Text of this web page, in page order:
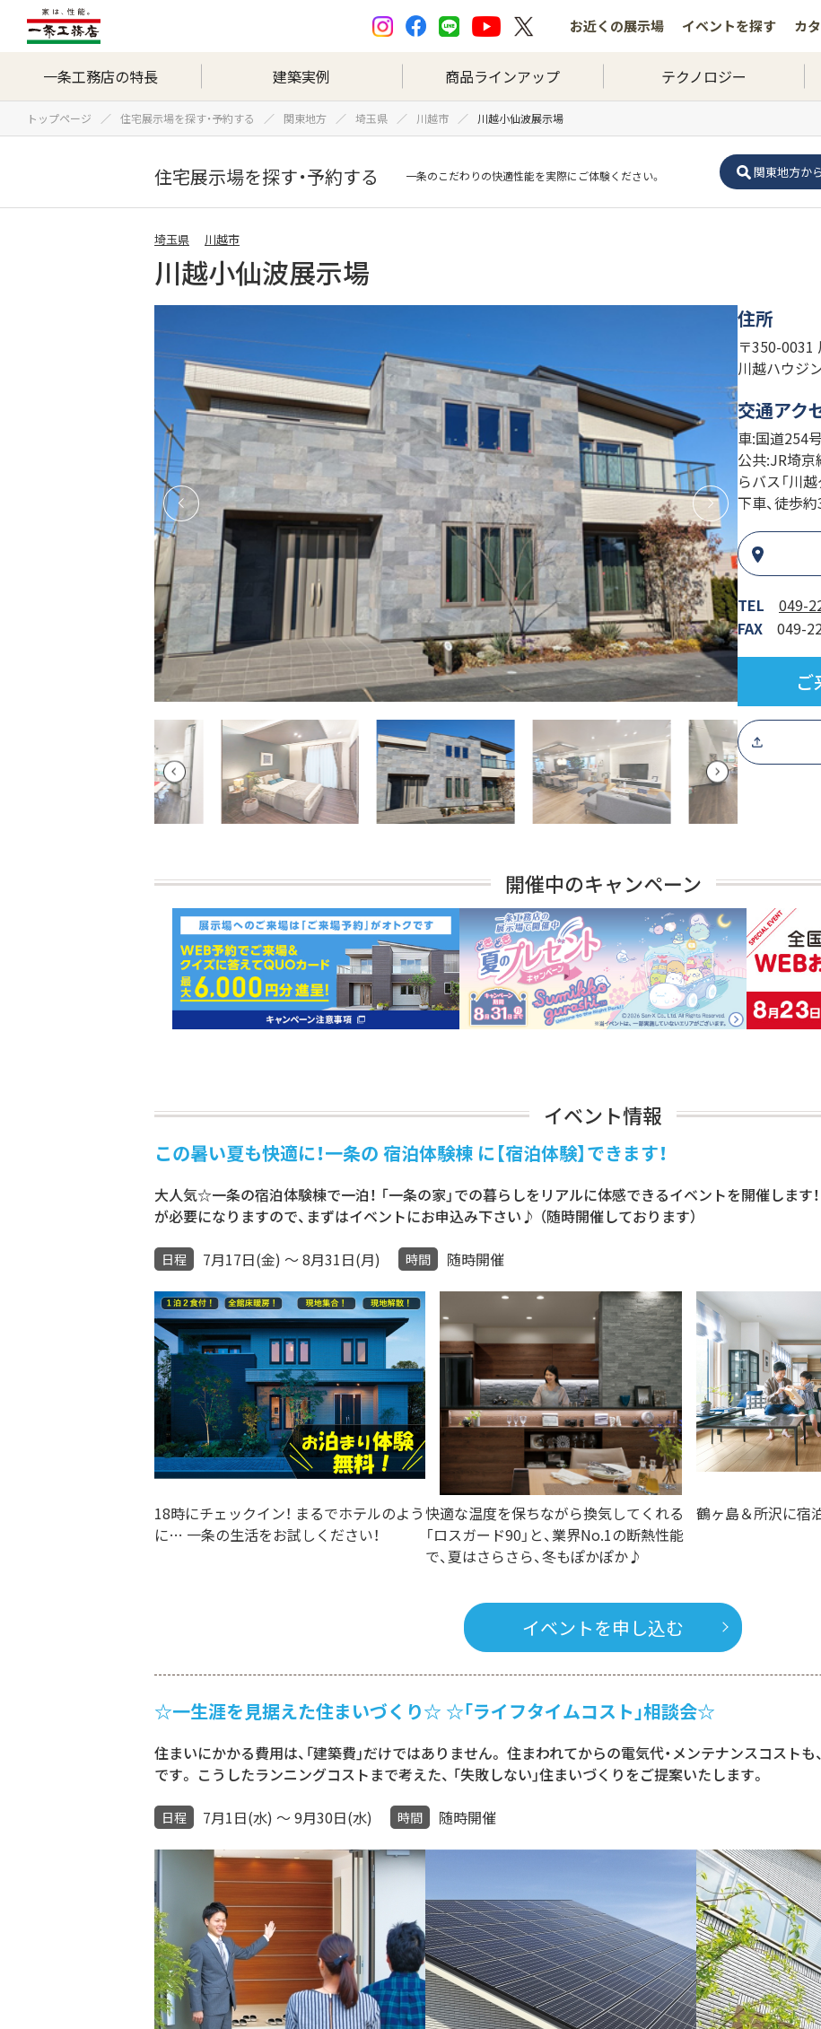
お近くの展示場 イベントを探す カ
一条工務店の特長 建築実例 商品ラインアップ テクノロジー
トップページ 住宅展示場を探す・予約する 関東地方 埼玉県 川越市 川越小仙波展示場
住宅展示場を探す・予約する 一条のこだわりの快適性能を実際にご体験ください。 関東地方か
埼玉県 川越市
川越小仙波展示場
住所
〒350-0031
川越ハウジ
交通アク
車:国道254
公共:JR埼京
らバス「川越
下車、徒歩
TEL 049-
FAX 049-
ご
開催中のキャンペーン
イベント情報
この暑い夏も快適に！一条の 宿泊体験棟 に【宿泊体験】できます！
大人気☆一条の宿泊体験棟で一泊！ 「一条の家」での暮らしをリアルに体感できるイベントを開催します
が必要になりますので、まずはイベントにお申込み下さい♪ （随時開催しております）
日程 7月17日(金) ～ 8月31日(月) 時間 随時開催
18時にチェックイン！ まるでホテルのよう
に… 一条の生活をお試しください！
快適な温度を保ちながら換気してくれる
「ロスガード90」と、業界No.1の断熱性能
で、夏はさらさら、冬もぽかぽか♪
鶴ヶ島＆所沢に宿
イベントを申し込む
☆一生涯を見据えた住まいづくり☆ ☆｢ライフタイムコスト｣相談会☆
住まいにかかる費用は、｢建築費｣だけではありません。 住まわれてからの電気代・メンテナンスコスト
です。 こうしたランニングコストまで考えた、 ｢失敗しない｣住まいづくりをご提案いたします。
日程 7月1日(水) ～ 9月30日(水) 時間 随時開催